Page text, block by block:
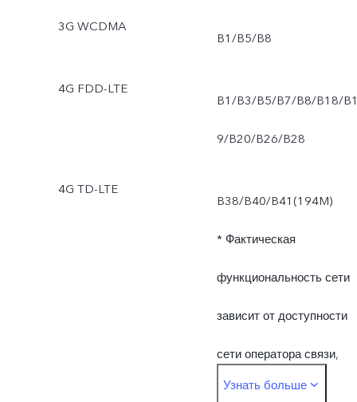
3G WCDMA
B1/B5/B8
4G FDD-LTE
B1/B3/B5/B7/B8/B18/
9/B20/B26/B28
4G TD-LTE
B38/B40/B41(194M)
* Фактическая
функциональность сети
зависит от доступности
сети оператора связи,
поддержки
Узнать больше